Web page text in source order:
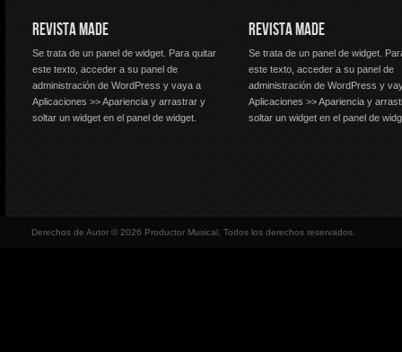
REVISTA MADE
Se trata de un panel de widget. Para quitar
este texto, acceder a su panel de
administración de WordPress y vaya a
Aplicaciones >> Apariencia y arrastrar y
soltar un widget en el panel de widget.
REVISTA MADE
Se trata de un panel de widget.
este texto, acceder a su panel de
administración de WordPress y
Aplicaciones >> Apariencia y
soltar un widget en el panel de
Derechos de Autor © 2026 Productor Musical, Todos los derechos reservados.